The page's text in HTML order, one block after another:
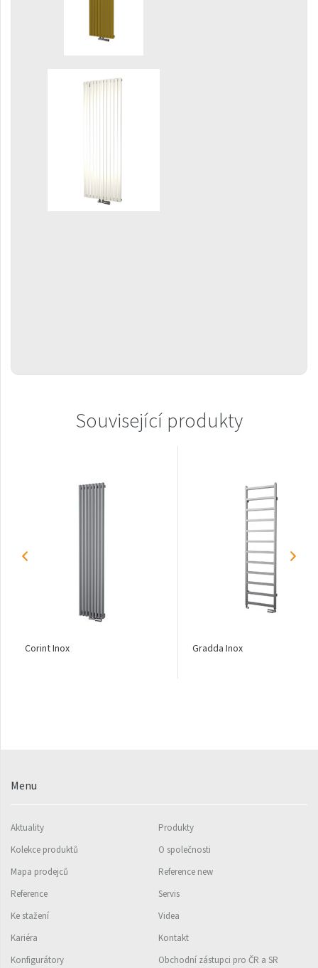
Mapia Light Plus
Palmyra Chrom
Pillar s háčky
Quadrat Plus
Quadrat Sky Plus
Swing
Thea
Tongia
Variant
Variant Horizontal
Související produkty
Corint Inox Gradda Inox
Menu
Aktuality
Produkty
Kolekce produktů
O společnosti
Mapa prodejců
Reference new
Reference
Servis
Ke stažení
Videa
Kariéra
Kontakt
Konfigurátory
Obchodní zástupci pro ČR a SR